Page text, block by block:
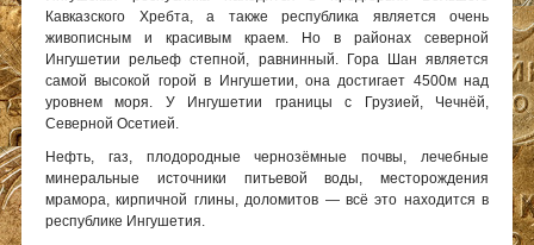
Кавказского Хребта, а также республика является очень
живописным и красивым краем. Но в районах северной
Ингушетии рельеф степной, равнинный. Гора Шан является
самой высокой горой в Ингушетии, она достигает 4500м над
уровнем моря. У Ингушетии границы с Грузией, Чечнёй,
Северной Осетией.
Нефть, газ, плодородные чернозёмные почвы, лечебные
минеральные источники питьевой воды, месторождения
мрамора, кирпичной глины, доломитов — всё это находится в
республике Ингушетия.